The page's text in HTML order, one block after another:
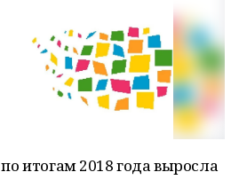
итогам 2018 года выросла